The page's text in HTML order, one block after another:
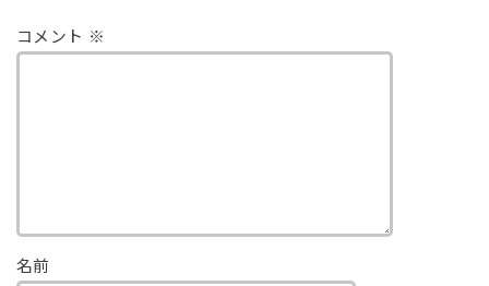
コメント ※
名前